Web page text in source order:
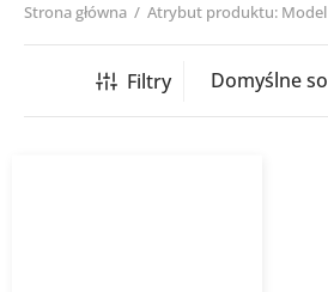
Strona główna / Atrybut produktu: Model
Filtry